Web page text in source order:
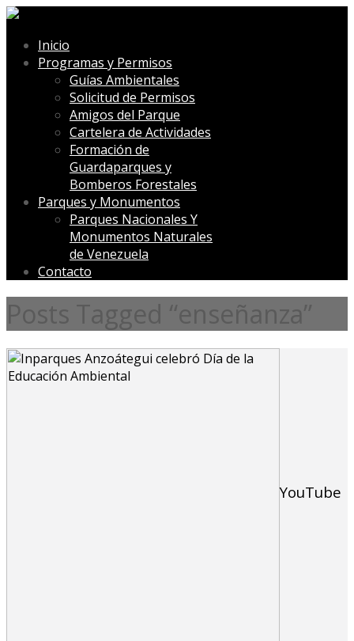
Inicio
Programas y Permisos
Guías Ambientales
Solicitud de Permisos
Amigos del Parque
Cartelera de Actividades
Formación de
Guardaparques y
Bomberos Forestales
Parques y Monumentos
Parques Nacionales Y
Monumentos Naturales
de Venezuela
Contacto
Posts Tagged “enseñanza”
YouTube